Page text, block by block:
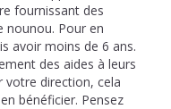
fournissant des
nounou. Pour en
avoir moins de 6 ans.
des aides à leurs
votre direction, cela
bénéficier. Pensez